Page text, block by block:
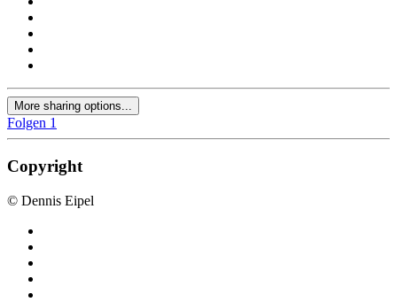
More sharing options...
Folgen 1
Copyright
© Dennis Eipel